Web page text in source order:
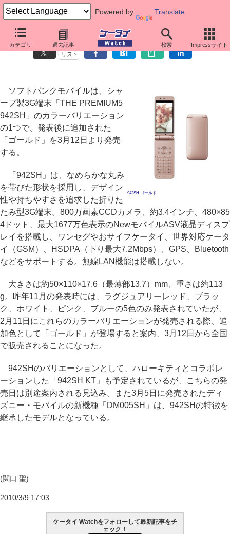
Powered by Translate
カテゴリ 過去記事 検索 Impressサイト
ソフトバンク、「942SH」のゴールドを3月12日発売
リスト
942SH ゴールド
ソフトバンクモバイルは、シャ
ープ製3G端末「THE PREMIUM5
942SH」のカラーバリエーション
の1つで、発表後に追加された
「ゴールド」を3月12日より発売
する。
「942SH」は、なめらかな丸み
を帯びた形状を採用し、デザイン
性や持ちやすさを追求した折りた
たみ型3G端末。800万画素CCDカメラ、約3.4インチ、480×85
4ドット、最大1677万色表示のNewモバイルASV液晶ディスプ
レイを搭載し、ワンセグやおサイフケータイ、世界対応ケータ
イ（GSM）、HSDPA（下り最大7.2Mbps）、GPS、Bluetooth
などをサポートする。無線LAN機能は搭載しない。
大きさは約50×110×17.6（最薄部13.7）mm、重さは約113
g。昨年11月の発表時には、ラグジュアリーレッド、ブラッ
ク、ホワイト、ピンク、ブルーの5色のみ発表されていたが、
2月11日にこれらのカラーバリエーションが発売される際、追
加色として「ゴールド」が登場すると案内、3月12日から全国
で販売されることになった。
942SHのバリエーションとして、ハローキティとコラボレ
ーションした「942SH KT」も予定されているが、こちらの発
売日は別途案内される見込み。また3月5日に発売されたディ
ズニー・モバイルの新機種「DM005SH」は、942SHの特徴を
継承したモデルとなっている。
(関口 聖)
2010/3/9 17:03
ケータイ Watchをフォローして最新記事をチ
ェック！